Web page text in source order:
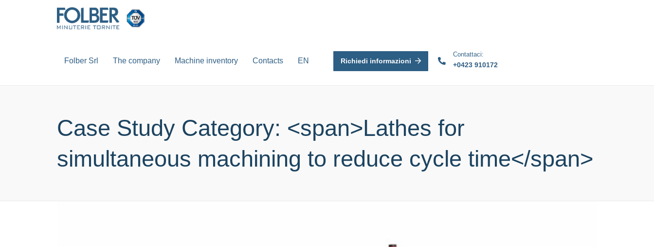
Folber Srl The company Machine inventory Contacts EN Richiedi informazioni
Contattaci:
+0423 910172
Case Study Category: <span>Lathes for
simultaneous machining to reduce cycle time</span>